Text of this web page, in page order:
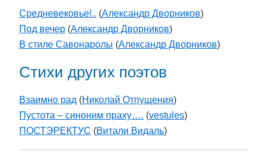
Средневековье!.. (Александр Дворников)
Под вечер (Александр Дворников)
В стиле Савонаролы (Александр Дворников)
Стихи других поэтов
Взаимно рад (Николай Отпущения)
Пустота – синоним праху…. (vestules)
ПОСТЭРЕКТУС (Витали Видаль)